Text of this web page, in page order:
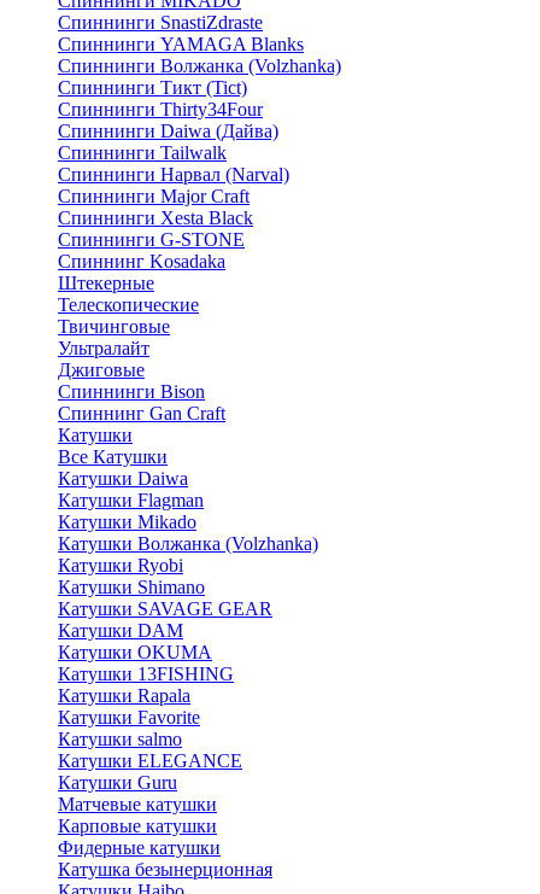
Спиннинги SnastiZdraste
Спиннинги YAMAGA Blanks
Спиннинги Волжанка (Volzhanka)
Спиннинги Тикт (Tict)
Спиннинги Thirty34Four
Спиннинги Daiwa (Дайва)
Спиннинги Tailwalk
Спиннинги Нарвал (Narval)
Спиннинги Major Craft
Спиннинги Xesta Black
Спиннинги G-STONE
Спиннинг Kosadaka
Штекерные
Телескопические
Твичинговые
Ультралайт
Джиговые
Спиннинги Bison
Спиннинг Gan Craft
Катушки
Все Катушки
Катушки Daiwa
Катушки Flagman
Катушки Mikado
Катушки Волжанка (Volzhanka)
Катушки Ryobi
Катушки Shimano
Катушки SAVAGE GEAR
Катушки DAM
Катушки OKUMA
Катушки 13FISHING
Катушки Rapala
Катушки Favorite
Катушки salmo
Катушки ELEGANCE
Катушки Guru
Матчевые катушки
Карповые катушки
Фидерные катушки
Катушка безынерционная